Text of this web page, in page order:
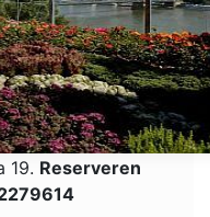
19. Reserveren